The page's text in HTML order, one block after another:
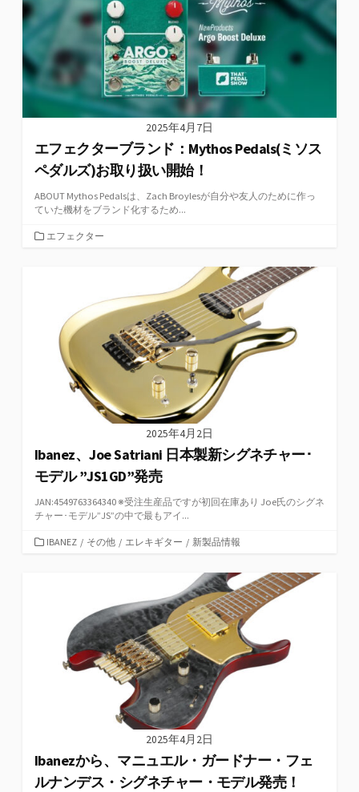
2025年4月7日
エフェクターブランド：Mythos Pedals(ミソス
ペダルズ)お取り扱い開始！
ABOUT Mythos Pedalsは、Zach Broylesが自分や友人のために作っ
ていた機材をブランド化するため...
カエフェクター
2025年4月2日
Ibanez、Joe Satriani 日本製新シグネチャー･
モデル ”JS1GD”発売
JAN:4549763364340 ※受注生産品ですが初回在庫あり Joe氏のシグネ
チャー･モデル”JS”の中で最もアイ...
カIBANEZ / その他 / エレキギター / 新製品情報
2025年4月2日
Ibanezから、マニュエル・ガードナー・フェ
ルナンデス・シグネチャー・モデル発売！